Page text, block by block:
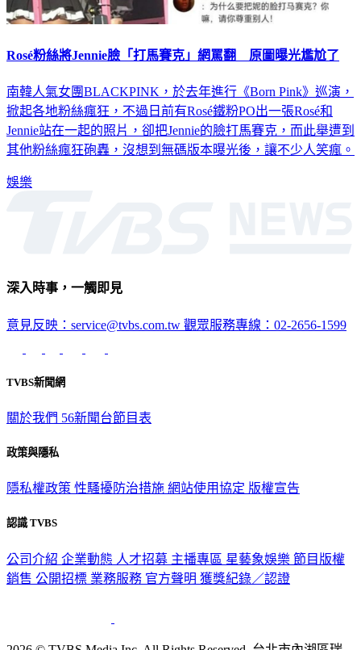
Rosé粉絲將Jennie臉「打馬賽克」網罵翻 原圖曝光尷尬了
南韓人氣女團BLACKPINK，於去年進行《Born Pink》巡演，
掀起各地粉絲瘋狂，不過日前有Rosé鐵粉PO出一張Rosé和
Jennie站在一起的照片，卻把Jennie的臉打馬賽克，而此舉遭到
其他粉絲瘋狂砲轟，沒想到無碼版本曝光後，讓不少人笑瘋。
娛樂
深入時事，一觸即見
意見反映：service@tvbs.com.tw 觀眾服務專線：02-2656-1599
TVBS新聞網
關於我們 56新聞台節目表
政策與隱私
隱私權政策 性騷擾防治措施 網站使用協定 版權宣告
認識 TVBS
公司介紹 企業動態 人才招募 主播專區 星藝象娛樂 節目版權
銷售 公開招標 業務服務 官方聲明 獲獎紀錄／認證